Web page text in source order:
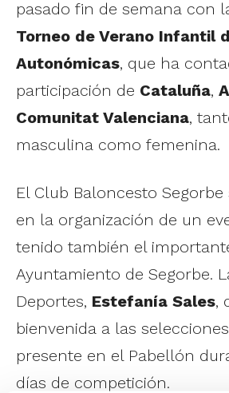
pasado fin de semana con
Torneo de Verano Infantil
Autonómicas, que ha
participación de Cataluña,
Comunitat Valenciana,
masculina como femenina.
El Club Baloncesto
en la organización de un
tenido también el
Ayuntamiento de Segorbe.
Deportes, Estefanía Sales,
bienvenida a las
presente en el Pabellón
días de competición.